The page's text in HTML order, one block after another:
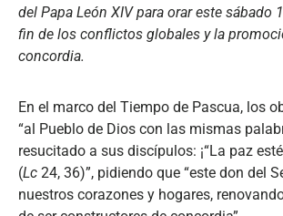
del Papa León XIV para orar este sábado
fin de los conflictos globales y la
concordia.
En el marco del Tiempo de Pascua, los
“al Pueblo de Dios con las mismas
resucitado a sus discípulos: ¡“La paz
(Lc 24, 36)”, pidiendo que “este don del
nuestros corazones y hogares,